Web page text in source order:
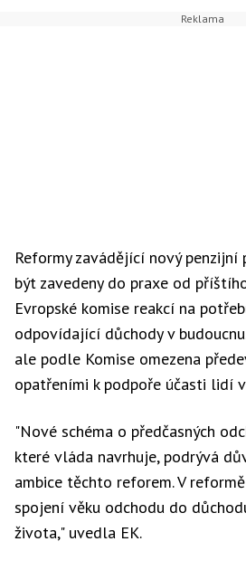
Reformy zavádějící nový penzijní
být zavedeny do praxe od
Evropské komise reakcí na
odpovídající důchody v
ale podle Komise omezena
opatřeními k podpoře účasti lidí
"Nové schéma o předčasných
které vláda navrhuje, podrývá
ambice těchto reforem. V
spojení věku odchodu do
života," uvedla EK.